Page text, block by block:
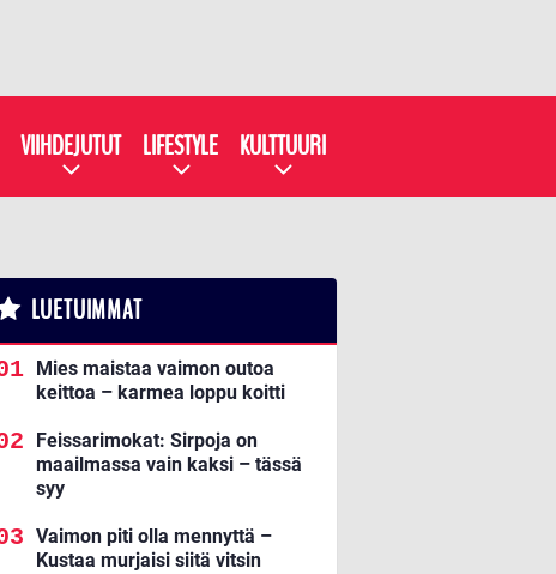
VIIHDEJUTUT LIFESTYLE KULTTUURI
LUETUIMMAT
Mies maistaa vaimon outoa
keittoa – karmea loppu koitti
Feissarimokat: Sirpoja on
maailmassa vain kaksi – tässä
syy
Vaimon piti olla mennyttä –
Kustaa murjaisi siitä vitsin